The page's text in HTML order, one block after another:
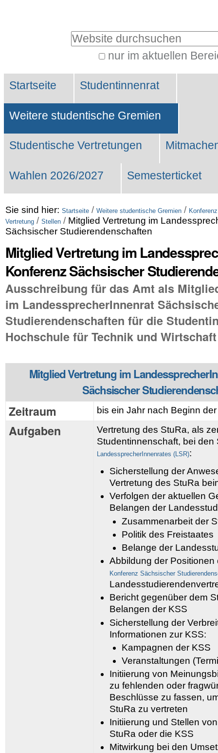
Website durchsuchen
nur im aktuellen
Suche…
Sektionen
Startseite Studentinnenrat
Weitere studentische Gremien
Studentische Vertretungen
Wahlen 2026/2027 Semesterticket
Sie sind hier: Startseite / Weitere studentische Gremien /
Vertretung / Stellen / Mitglied Vertretung im
Sächsischer Studierendenschaften
Mitglied Vertretung im
Konferenz Sächsischer
Ausschreibung für das Amt als
im LandessprecherInnenrat
Studierendenschaften für die
Hochschule für Technik und
Mitglied Vertretung im
Sächsischer
Zeitraum bis ein Jahr nach Beginn
Aufgaben Vertretung des StuRa, als
Studentinnenschaft, bei den
LandessprecherInnenrates (LSR):
Sicherstellung der
Vertretung des StuRa
Verfolgen der aktuellen
Belangen der
Zusammenarbeit der
Politik des Freistaates
Belange der
Abbildung der
Konferenz Sächsischer
Bericht gegenüber dem
Belangen der KSS
Sicherstellung der
Informationen zur KSS:
Kampagnen der KSS
Veranstaltungen
Initiierung von
zu fehlenden oder
Beschlüsse zu fassen,
StuRa zu vertreten
Initiierung und Stellen
StuRa oder die KSS
Mitwirkung bei den